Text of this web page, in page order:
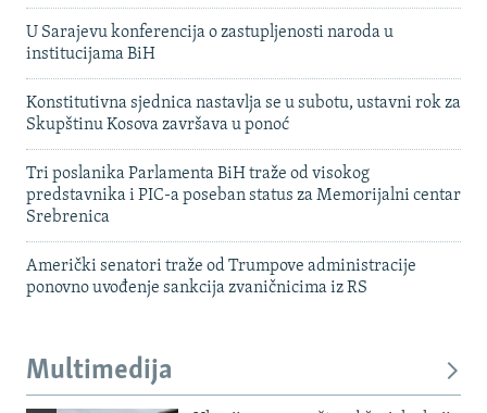
U Sarajevu konferencija o zastupljenosti naroda u
institucijama BiH
Konstitutivna sjednica nastavlja se u subotu, ustavni rok za
Skupštinu Kosova završava u ponoć
Tri poslanika Parlamenta BiH traže od visokog
predstavnika i PIC-a poseban status za Memorijalni centar
Srebrenica
Američki senatori traže od Trumpove administracije
ponovno uvođenje sankcija zvaničnicima iz RS
Multimedija